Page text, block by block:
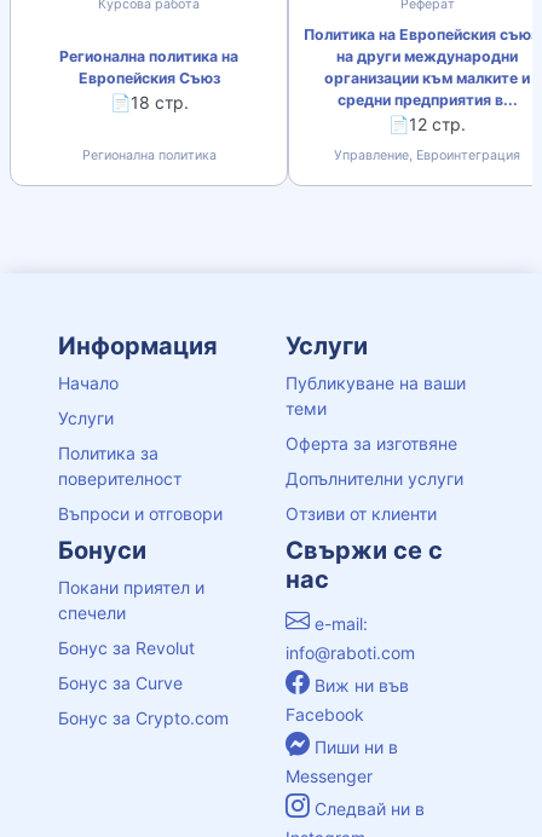
Курсова работа
Регионална политика на
Европейския Съюз
📄18 стр.
Регионална политика
Реферат
Политика на Европейския съюз
на други международни
организации към малките и
средни предприятия в...
📄12 стр.
Управление, Евроинтеграция
Информация
Начало
Услуги
Политика за
поверителност
Въпроси и отговори
Услуги
Публикуване на ваши
теми
Оферта за изготвяне
Допълнителни услуги
Отзиви от клиенти
Бонуси
Покани приятел и
спечели
Бонус за Revolut
Бонус за Curve
Бонус за Crypto.com
Свържи се с
нас
e-mail:
info@raboti.com
Виж ни във
Facebook
Пиши ни в
Messenger
Следвай ни в